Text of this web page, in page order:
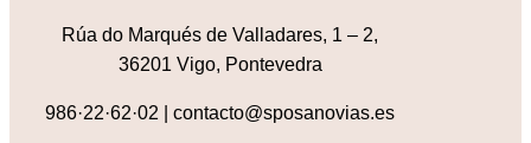
Rúa do Marqués de Valladares, 1 – 2,
36201 Vigo, Pontevedra
986·22·62·02 | contacto@sposanovias.es